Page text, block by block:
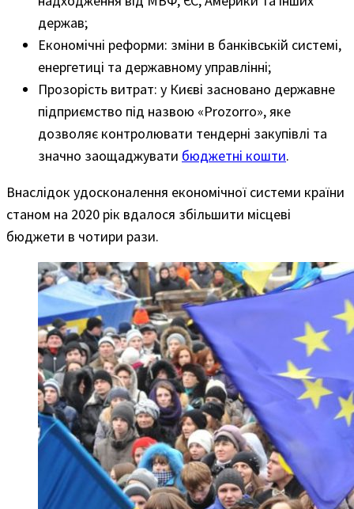
держав;
Економічні реформи: зміни в банківській системі,
енергетиці та державному управлінні;
Прозорість витрат: у Києві засновано державне
підприємство під назвою «Prozorro», яке
дозволяє контролювати тендерні закупівлі та
значно заощаджувати бюджетні кошти.
Внаслідок удосконалення економічної системи країни
станом на 2020 рік вдалося збільшити місцеві
бюджети в чотири рази.